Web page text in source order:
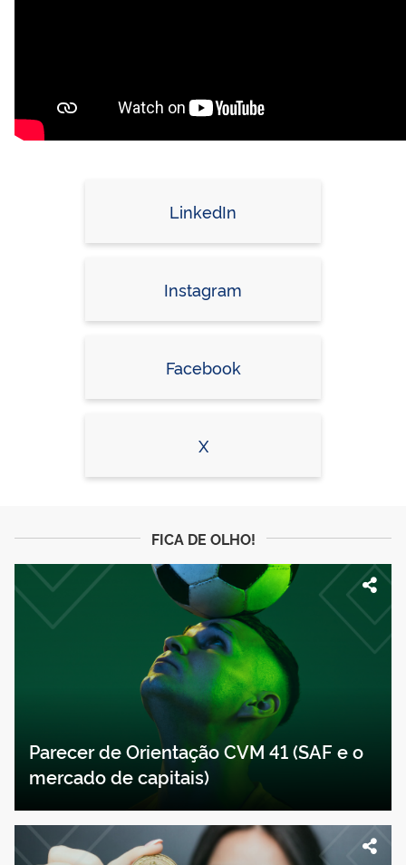
LinkedIn
Instagram
Facebook
X
FICA DE OLHO!
Parecer de Orientação CVM 41 (SAF e o
mercado de capitais)